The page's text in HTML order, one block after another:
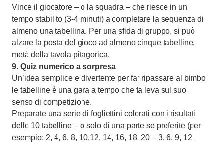
Vince il giocatore – o la squadra – che riesce in un
tempo stabilito (3-4 minuti) a completare la sequenza di
almeno una tabellina. Per una sfida di gruppo, si può
alzare la posta del gioco ad almeno cinque tabelline,
metà della tavola pitagorica.
9. Quiz numerico a sorpresa
Un’idea semplice e divertente per far ripassare al bimbo
le tabelline è una gara a tempo che fa leva sul suo
senso di competizione.
Preparate una serie di fogliettini colorati con i risultati
delle 10 tabelline – o solo di una parte se preferite (per
esempio: 2, 4, 6, 8, 10,12, 14, 16, 18, 20 – 3, 6, 9, 12,